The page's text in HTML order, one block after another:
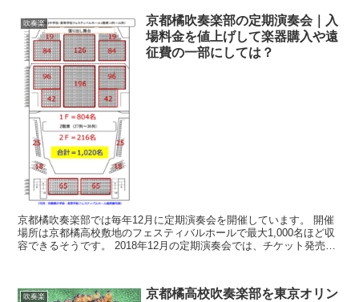
吹奏楽
京都橘吹奏楽部の定期演奏会｜入
場料金を値上げして楽器購入や遠
征費の一部にしては？
京都橘吹奏楽部では毎年12月に定期演奏会を開催しています。 開催
場所は京都橘高校敷地のフェスティバルホールで最大1,000名ほど収
容できるそうです。 2018年12月の定期演奏会では、チケット発売開
吹奏楽
京都橘高校吹奏楽部を東京オリン